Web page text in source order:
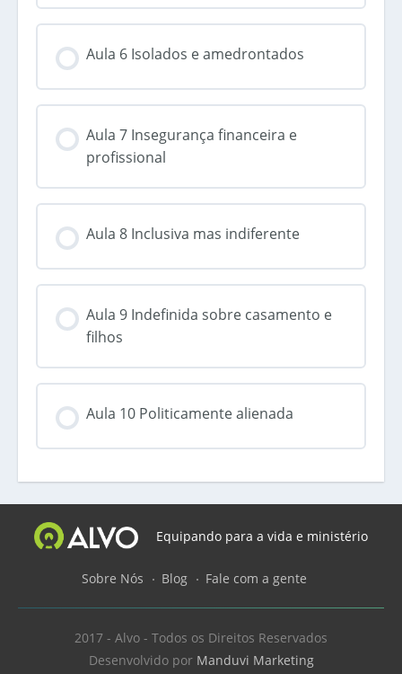
Aula 6 Isolados e amedrontados
Aula 7 Insegurança financeira e
profissional
Aula 8 Inclusiva mas indiferente
Aula 9 Indefinida sobre casamento e
filhos
Aula 10 Politicamente alienada
Equipando para a vida e ministério
Sobre Nós Blog Fale com a gente
2017 - Alvo - Todos os Direitos Reservados
Desenvolvido por Manduvi Marketing